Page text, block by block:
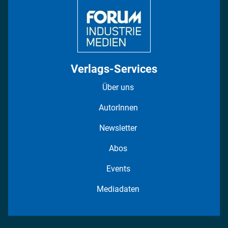
Verlags-Services
Über uns
AutorInnen
Newsletter
Abos
Events
Mediadaten